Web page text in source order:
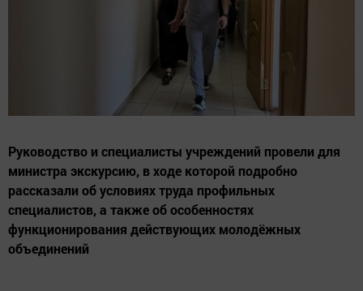
Руководство и специалисты учреждений провели для
министра экскурсию, в ходе которой подробно
рассказали об условиях труда профильных
специалистов, а также об особенностях
функционирования действующих молодёжных
объединений